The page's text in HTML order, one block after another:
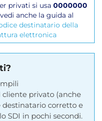
privati si usa 0000000
anche la guida al
destinatario della
elettronica
privato (anche
destinatario corretto e
SDI in pochi secondi.